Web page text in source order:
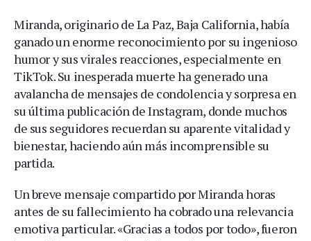
Miranda, originario de La Paz, Baja California, había
ganado un enorme reconocimiento por su ingenioso
humor y sus virales reacciones, especialmente en
TikTok. Su inesperada muerte ha generado una
avalancha de mensajes de condolencia y sorpresa en
su última publicación de Instagram, donde muchos
de sus seguidores recuerdan su aparente vitalidad y
bienestar, haciendo aún más incomprensible su
partida.
Un breve mensaje compartido por Miranda horas
antes de su fallecimiento ha cobrado una relevancia
emotiva particular. «Gracias a todos por todo», fueron